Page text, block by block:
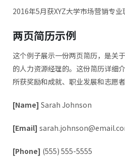
2016年5月获XYZ大学市场营销专业
两页简历示例
这个例子展示一份两页简历，是关
的人力资源经理的。这份简历详细
所获奖励和成就、职业发展和志愿者
[Name] Sarah Johnson
[Email]
[Phone] (555) 555-5555